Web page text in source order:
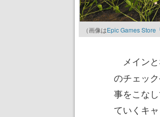
（画像はEpic Games Store
メイン
のチェッ
事をこな
ていくキ